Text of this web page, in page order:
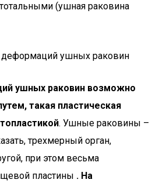
(ушная раковина
деформаций ушных раковин
ушных раковин возможно
такая пластическая
. Ушные раковины –
трехмерный орган,
при этом весьма
пластины . На